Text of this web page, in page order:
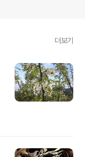
더보기